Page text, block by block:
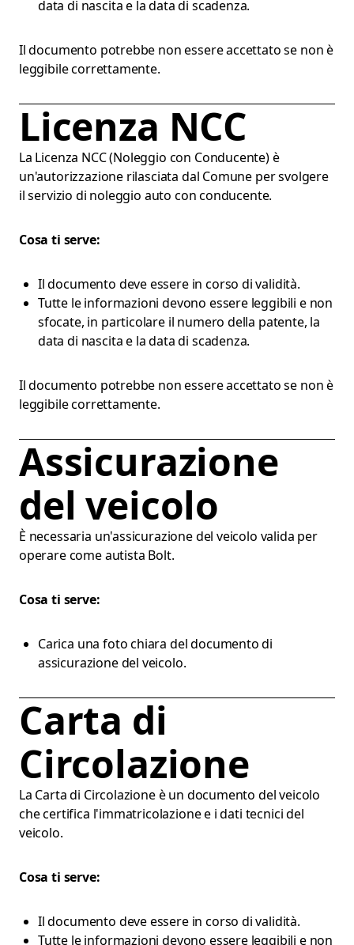
data di nascita e la data di scadenza.
Il documento potrebbe non essere accettato se non è
leggibile correttamente.
Licenza NCC
La Licenza NCC (Noleggio con Conducente) è
un'autorizzazione rilasciata dal Comune per svolgere
il servizio di noleggio auto con conducente.
Cosa ti serve:
Il documento deve essere in corso di validità.
Tutte le informazioni devono essere leggibili e non
sfocate, in particolare il numero della patente, la
data di nascita e la data di scadenza.
Il documento potrebbe non essere accettato se non è
leggibile correttamente.
Assicurazione
del veicolo
È necessaria un'assicurazione del veicolo valida per
operare come autista Bolt.
Cosa ti serve:
Carica una foto chiara del documento di
assicurazione del veicolo.
Carta di
Circolazione
La Carta di Circolazione è un documento del veicolo
che certifica l'immatricolazione e i dati tecnici del
veicolo.
Cosa ti serve:
Il documento deve essere in corso di validità.
Tutte le informazioni devono essere leggibili e non